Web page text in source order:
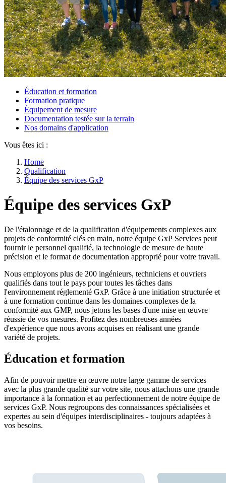
Éducation et formation
Formation pratique
Équipement de mesure
Documentation testée sur la terrain
Nos domains d'application
Vous êtes ici :
Home
Qualification
Équipe des services GxP
Équipe des services GxP
De l'étalonnage et de la qualification d'équipements complexes aux
projets de conformité clés en main, notre équipe GxP Services peut
fournir le personnel qualifié, la technologie de mesure de haute
précision et le format de documentation approprié pour votre travail.
Nous employons plus de 200 ingénieurs, techniciens et ouvriers
qualifiés dans tout le pays pour toutes les tâches dans
l'environnement réglementé GxP. Grâce à une initiation structurée et
à une formation continue dans les domaines complexes de la
conformité aux GMP, nous jetons les bases d'une mise en œuvre
réussie de vos mesures. Profitez des nombreuses années
d'expérience que nous avons acquises en réalisant une grande
variété de projets.
Éducation et formation
Afin de pouvoir mettre en œuvre notre large gamme de services
avec la plus grande qualité sur votre site, nous attachons une grande
importance à la formation et au perfectionnement de notre équipe de
services GxP. Nous regroupons des connaissances spécialisées et
expertes au sein d'équipes interdisciplinaires - toujours adaptées à
vos besoins.